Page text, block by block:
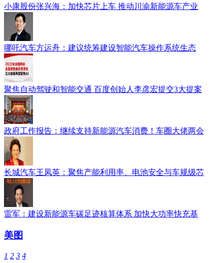
小康股份张兴海：加快芯片上车 推动川渝新能源车产业
哪吒汽车方运舟：建议统筹建设智能汽车操作系统生态
聚焦自动驾驶和智能交通 百度创始人李彦宏提交3大提案
政府工作报告：继续支持新能源汽车消费！车圈大佬两会
长城汽车王凤英：聚焦产能利用率、电池安全与车规级芯
雷军：建设新能源车碳足迹核算体系 加快大功率快充基
美图
1 2 3 4